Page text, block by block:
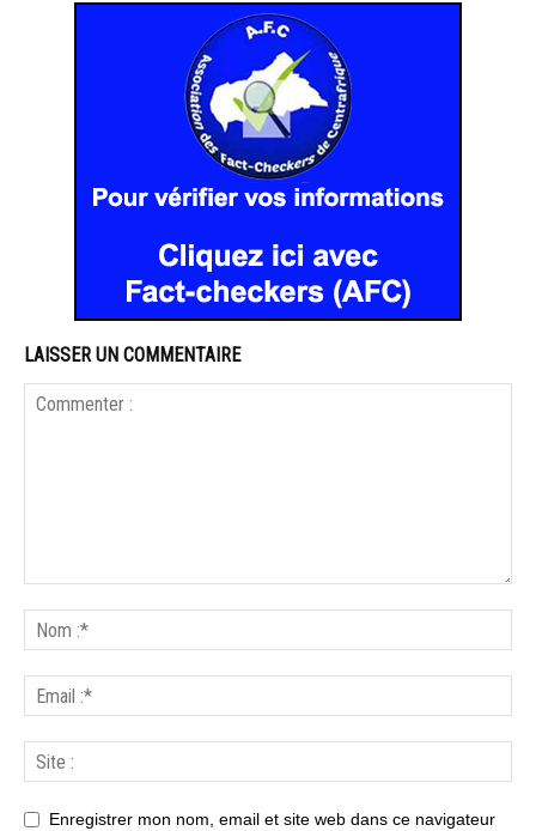
LAISSER UN COMMENTAIRE
Enregistrer mon nom, email et site web dans ce navigateur